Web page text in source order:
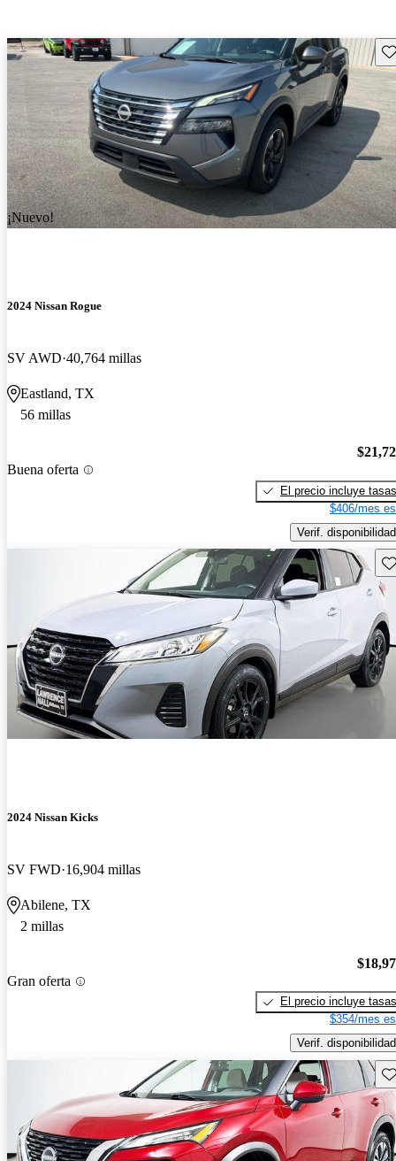
¡Nuevo!
2024 Nissan Rogue
SV AWD 40,764 millas
Eastland, TX
56 millas
Buena oferta
El precio incluye tasas
$406/mes
Verif. disponibilidad
2024 Nissan Kicks
SV FWD 16,904 millas
Abilene, TX
2 millas
Gran oferta
El precio incluye tasas
$354/mes
Verif. disponibilidad